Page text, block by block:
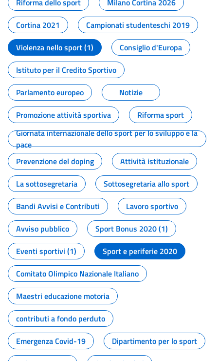
Riforma dello sport
Milano Cortina 2026
Cortina 2021
Campionati studenteschi 2019
Violenza nello sport (1)
Consiglio d'Europa
Istituto per il Credito Sportivo
Parlamento europeo
Notizie
Promozione attività sportiva
Riforma sport
Giornata internazionale dello sport per lo sviluppo e la
pace
Prevenzione del doping
Attività istituzionale
La sottosegretaria
Sottosegretaria allo sport
Bandi Avvisi e Contributi
Lavoro sportivo
Avviso pubblico
Sport Bonus 2020 (1)
Eventi sportivi (1)
Sport e periferie 2020
Comitato Olimpico Nazionale Italiano
Maestri educazione motoria
contributi a fondo perduto
Emergenza Covid-19
Dipartimento per lo sport